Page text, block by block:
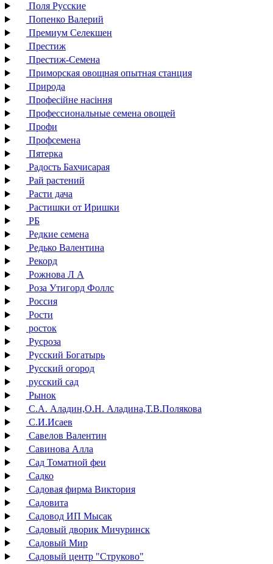
Поля Русские
Попенко Валерий
Премиум Селекшен
Престиж
Престиж-Семена
Приморская овощная опытная станция
Природа
Професійне насіння
Профессиональные семена овощей
Профи
Профсемена
Пятерка
Радость Бахчисарая
Рай растений
Расти дача
Растишки от Иришки
РБ
Редкие семена
Редько Валентина
Рекорд
Рожнова Л А
Роза Утигорд Фоллс
Россия
Рости
росток
Русроза
Русский Богатырь
Русский огород
русский сад
Рынок
С.А. Аладин,О.Н. Аладина,Т.В.Полякова
С.И.Исаев
Савелов Валентин
Савинова Алла
Сад Томатной феи
Садко
Садовая фирма Виктория
Садовита
Садовод ИП Мысак
Садовый дворик Мичуринск
Садовый Мир
Садовый центр "Струково"